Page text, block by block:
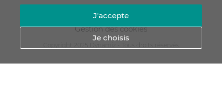
RGPD - Gestion de vos données personnelles
Gestion des cookies
Je choisis
J'accepte